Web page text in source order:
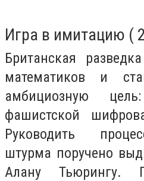
Игра в имитацию (
Британская
математиков и
амбициозную
фашистской
Руководить
штурма поручено
Алану Тьюрингу.